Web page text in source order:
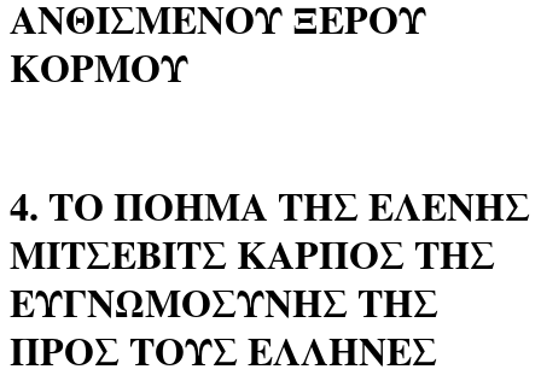
ΑΝΘΙΣΜΕΝΟΥ ΞΕΡΟΥ
ΚΟΡΜΟΥ
4. ΤΟ ΠΟΗΜΑ ΤΗΣ ΕΛΕΝΗΣ
ΜΙΤΣΕΒΙΤΣ ΚΑΡΠΟΣ ΤΗΣ
ΕΥΓΝΩΜΟΣΥΝΗΣ ΤΗΣ
ΠΡΟΣ ΤΟΥΣ ΕΛΛΗΝΕΣ